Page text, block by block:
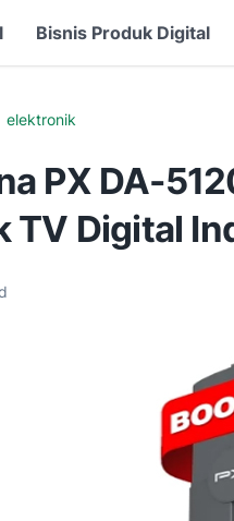
Bisnis Produk Digital
elektronik
PX DA-
TV Digital